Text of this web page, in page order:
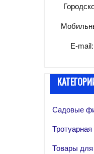
E-mail:
Садовые
Товары для